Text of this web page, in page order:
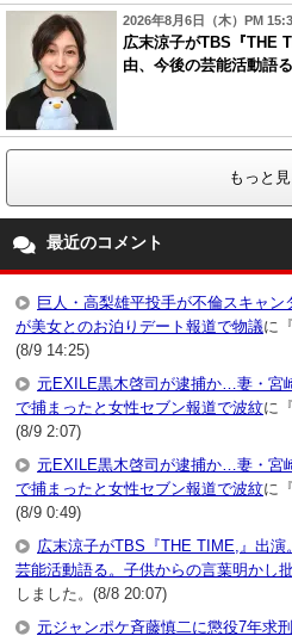
2026年8月6日（木）PM
広末涼子がTBS『THE
由、今後の芸能活動語
もっと
最近のコメント
巨人・高梨雄平投手が不倫スキャ
が美女とのお泊りデート報道で物議に
(8/9 14:25)
元EXILE黒木啓司が逮捕か…妻・宮
で捕まったと女性セブン報道で波紋に
(8/9 2:07)
元EXILE黒木啓司が逮捕か…妻・宮
で捕まったと女性セブン報道で波紋に
(8/9 0:49)
広末涼子がTBS『THE TIME,』出
芸能活動語る。子供からの言葉明かし
しました。(8/8 20:07)
元ジャンポケ斉藤慎二に懲役7年求